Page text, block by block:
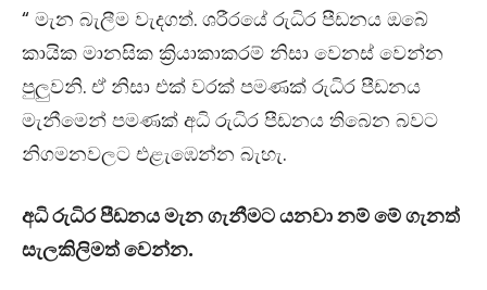
“ මැන බැලීම වැදගත්. ශරීරයේ රුධිර පීඩනය ඔබේ
කායික මානසික ක්‍රියාකාකරම් නිසා වෙනස් වෙන්න
පුලුවනි. ඒ නිසා එක් වරක් පමණක් රුධිර පීඩනය
මැනීමෙන් පමණක් අධි රුධිර පීඩනය තිබෙන බවට
නිගමනවලට එළැඹෙන්න බැහැ.
අධි රුධිර පීඩනය මැන ගැනීමට යනවා නම් මේ ගැනත්
සැලකිලිමත් වෙන්න.